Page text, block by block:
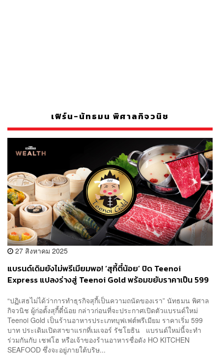
เฟิร์น-นัทธมน พิศาลกิจวนิช
27 สิงหาคม 2025
แบรนด์เดิมยังไม่พรีเมียมพอ! ‘สุกี้ตี๋น้อย’ ปิด Teenoi
Express แปลงร่างสู่ Teenoi Gold พร้อมขยับราคาเป็น 599
“ปฏิเสธไม่ได้ว่าการทำธุรกิจสุกี้เป็นความถนัดของเรา” นัทธมน พิศาล
กิจวนิช ผู้ก่อตั้งสุกี้ตี๋น้อย กล่าวก่อนที่จะประกาศเปิดตัวแบรนด์ใหม่
Teenoi Gold เป็นร้านอาหารประเภทบุฟเฟต์พรีเมียม ราคาเริ่ม 599
บาท ประเดิมเปิดสาขาแรกที่เมเจอร์ รัชโยธิน แบรนด์ใหม่นี้จะทำ
ร่วมกันกับ เชฟโฮ หรือเจ้าของร้านอาหารชื่อดัง HO KITCHEN
SEAFOOD ซึ่งจะอยู่ภายใต้บริษ...